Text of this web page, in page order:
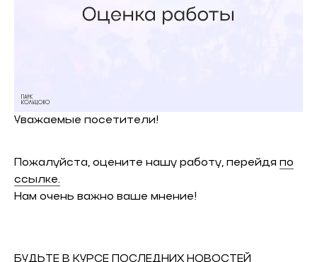
Уважаемые посетители!
Пожалуйста, оцените нашу работу, перейдя по
ссылке.
Нам очень важно ваше мнение!
БУДЬТЕ В КУРСЕ ПОСЛЕДНИХ НОВОСТЕЙ